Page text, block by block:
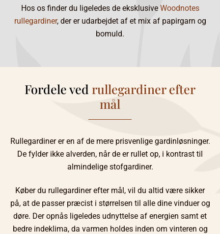
Hos os finder du ligeledes de eksklusive Woodnotes
rullegardiner, der er udarbejdet af et mix af papirgarn og
bomuld.
Fordele ved rullegardiner efter
mål
Rullegardiner er en af de mere prisvenlige gardinløsninger.
De fylder ikke alverden, når de er rullet op, i kontrast til
almindelige stofgardiner.
Køber du rullegardiner efter mål, vil du altid være sikker
på, at de passer præcist i størrelsen til alle dine vinduer og
døre. Der opnås ligeledes udnyttelse af energien samt et
bedre indeklima, da varmen holdes inden om vinteren og